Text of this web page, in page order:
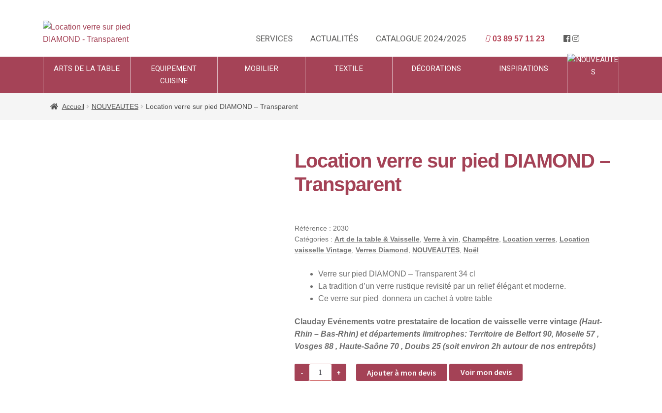
SERVICES ACTUALITÉS CATALOGUE 2024/2025 03 89 57 11 23
ARTS DE LA TABLE
EQUIPEMENT
CUISINE
MOBILIER TEXTILE DÉCORATIONS INSPIRATIONS
Accueil NOUVEAUTES Location verre sur pied DIAMOND – Transparent
Location verre sur pied DIAMOND –
Transparent
Référence : 2030
Catégories : Art de la table & Vaisselle, Verre à vin Champêtre, Location verres
Location
vaisselle Vintage, Verres Diamond NOUVEAUTES, Noël
Verre sur pied DIAMOND – Transparent 34 cl
La tradition d’un verre rustique revisité par un relief élégant et moderne.
Ce verre sur pied donnera un cachet à votre table
Clauday Evénements votre prestataire de location de vaisselle verre vintage (Haut-
Rhin – Bas-Rhin) et départements limitrophes: Territoire de Belfort 90, Moselle 57 ,
Vosges 88 , Haute-Saône 70 , Doubs 25 (soit environ 2h autour de nos entrepôts)
-
quantité
Location
+ Ajouter à mon devis Voir mon devis